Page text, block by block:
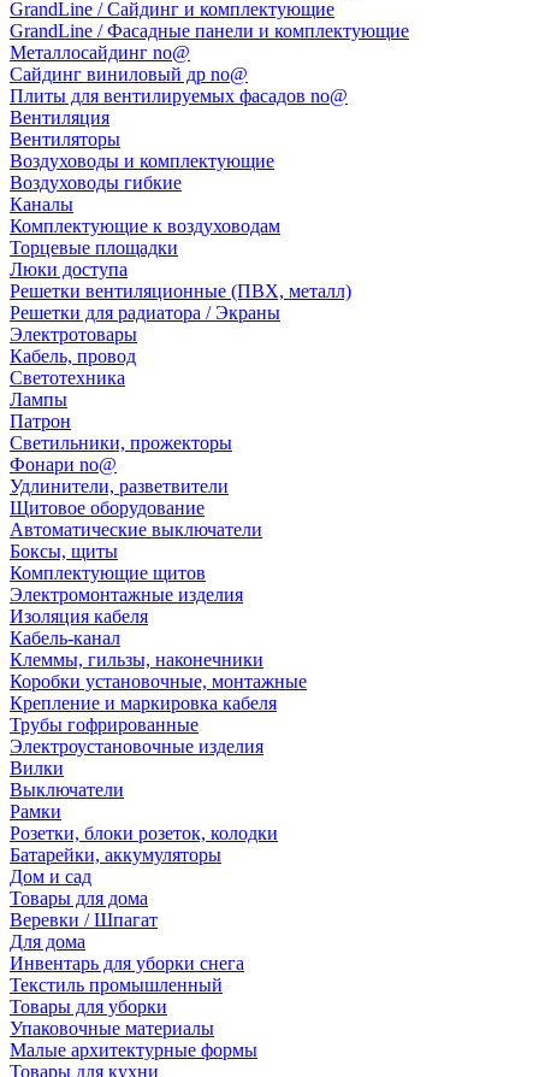
GrandLine / Сайдинг и комплектующие
GrandLine / Фасадные панели и комплектующие
Металлосайдинг no@
Сайдинг виниловый др no@
Плиты для вентилируемых фасадов no@
Вентиляция
Вентиляторы
Воздуховоды и комплектующие
Воздуховоды гибкие
Каналы
Комплектующие к воздуховодам
Торцевые площадки
Люки доступа
Решетки вентиляционные (ПВХ, металл)
Решетки для радиатора / Экраны
Электротовары
Кабель, провод
Светотехника
Лампы
Патрон
Светильники, прожекторы
Фонари no@
Удлинители, разветвители
Щитовое оборудование
Автоматические выключатели
Боксы, щиты
Комплектующие щитов
Электромонтажные изделия
Изоляция кабеля
Кабель-канал
Клеммы, гильзы, наконечники
Коробки установочные, монтажные
Крепление и маркировка кабеля
Трубы гофрированные
Электроустановочные изделия
Вилки
Выключатели
Рамки
Розетки, блоки розеток, колодки
Батарейки, аккумуляторы
Дом и сад
Товары для дома
Веревки / Шпагат
Для дома
Инвентарь для уборки снега
Текстиль промышленный
Товары для уборки
Упаковочные материалы
Малые архитектурные формы
Товары для кухни